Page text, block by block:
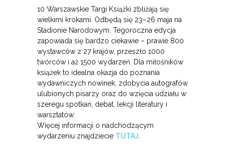
10 Warszawskie Targi Książki zbliżają się
wielkimi krokami. Odbędą się 23–26 maja na
Stadionie Narodowym. Tegoroczna edycja
zapowiada się bardzo ciekawie – prawie 800
wystawców z 27 krajów, przeszło 1000
twórców i aż 1500 wydarzeń. Dla miłośników
książek to idealna okazja do poznania
wydawniczych nowinek, zdobycia autografów
ulubionych pisarzy oraz do wzięcia udziału w
szeregu spotkań, debat, lekcji literatury i
warsztatów.
Więcej informacji o nadchodzącym
wydarzeniu znajdziecie TUTAJ